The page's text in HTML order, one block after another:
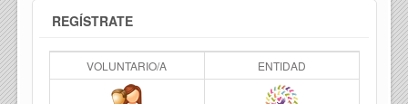
REGÍSTRATE
VOLUNTARIO/A ENTIDAD